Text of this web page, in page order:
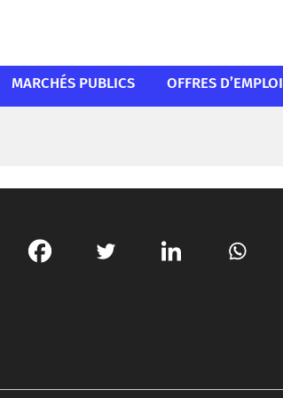
MARCHÉS PUBLICS OFFRES D’EMPLOI